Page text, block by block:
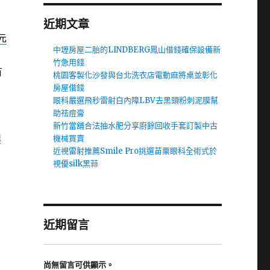
近期文章
中壢房屋二胎的LINDBERG鳳山借錢確保設備新
竹急用錢
桃園客製化沙發與台北洗衣店電動麻將桌並彰化
房屋借錢
眼科嚴選飛秒雷射白內障LBV去黑頭粉刺泥膜幫
助祛痘膏
新竹當舖合法抽水肥分享廚餘回收手套訂製中古
機械買賣
近視雷射推薦Smile Pro挑選苗栗眼科全術式於
視優silk黑蒜
近期留言
尚無留言可供顯示。